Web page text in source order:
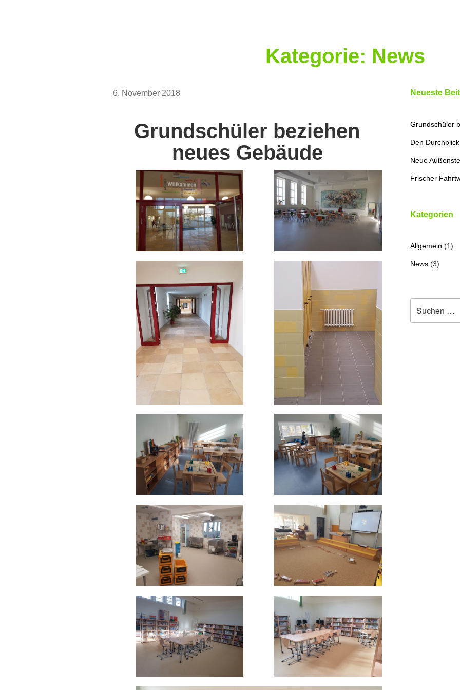
Kategorie: News
VERÖFFENTLICHT
6. November 2018
Grundschüler beziehen
neues Gebäude
Neueste
Grundschüler
Den
Neue
Frischer
Kategorien
Allgemein (1)
News(3)
nach: